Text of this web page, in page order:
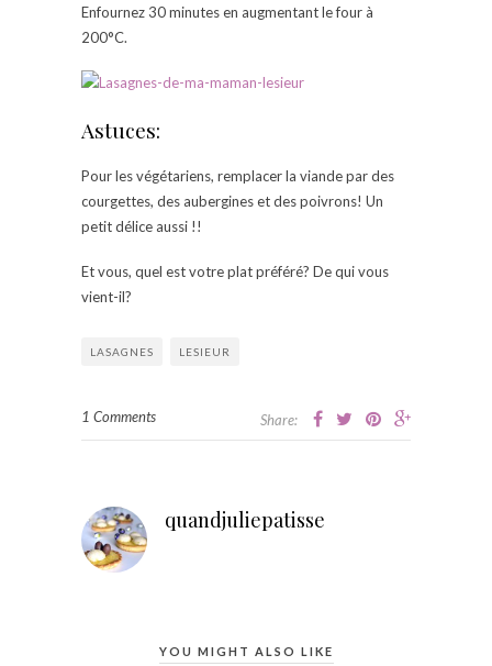
Enfournez 30 minutes en augmentant le four à
200°C.
Astuces:
Pour les végétariens, remplacer la viande par des
courgettes, des aubergines et des poivrons! Un
petit délice aussi !!
Et vous, quel est votre plat préféré? De qui vous
vient-il?
LASAGNES LESIEUR
1 Comments Share:
quandjuliepatisse
YOU MIGHT ALSO LIKE